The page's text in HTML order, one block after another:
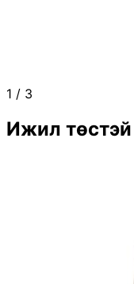
1 / 3
Ижил төстэй